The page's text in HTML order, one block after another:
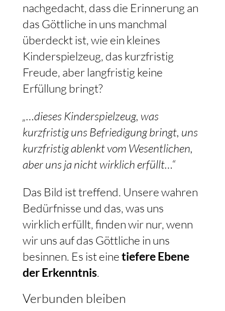
nachgedacht, dass die Erinnerung an
das Göttliche in uns manchmal
überdeckt ist, wie ein kleines
Kinderspielzeug, das kurzfristig
Freude, aber langfristig keine
Erfüllung bringt?
„…dieses Kinderspielzeug, was
kurzfristig uns Befriedigung bringt, uns
kurzfristig ablenkt vom Wesentlichen,
aber uns ja nicht wirklich erfüllt…“
Das Bild ist treffend. Unsere wahren
Bedürfnisse und das, was uns
wirklich erfüllt, finden wir nur, wenn
wir uns auf das Göttliche in uns
besinnen. Es ist einetiefere Ebene
der Erkenntnis.
Verbunden bleiben